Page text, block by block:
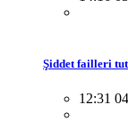
Şiddet failleri
12:31 04